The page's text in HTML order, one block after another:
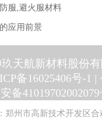
服,避火服材料
应用前景
天航新材料股份
备16025406号-1 |
备41019702002079
郑州市高新技术开发区合